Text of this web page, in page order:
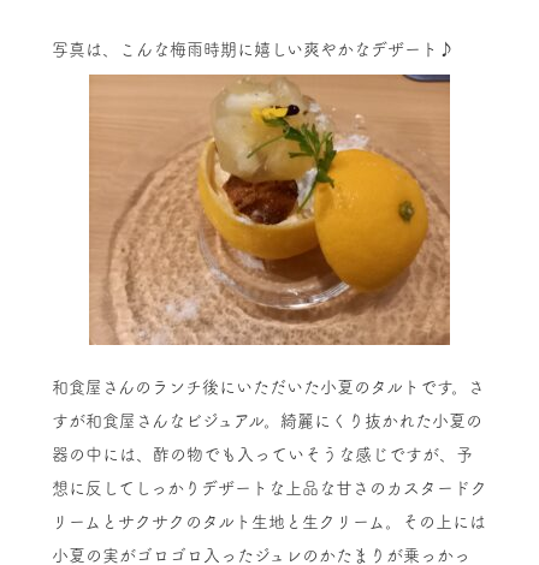
写真は、こんな梅雨時期に嬉しい爽やかなデザート♪
和食屋さんのランチ後にいただいた小夏のタルトです。さ
すが和食屋さんなビジュアル。綺麗にくり抜かれた小夏の
器の中には、酢の物でも入っていそうな感じですが、予
想に反してしっかりデザートな上品な甘さのカスタードク
リームとサクサクのタルト生地と生クリーム。その上には
小夏の実がゴロゴロ入ったジュレのかたまりが乗っかっ